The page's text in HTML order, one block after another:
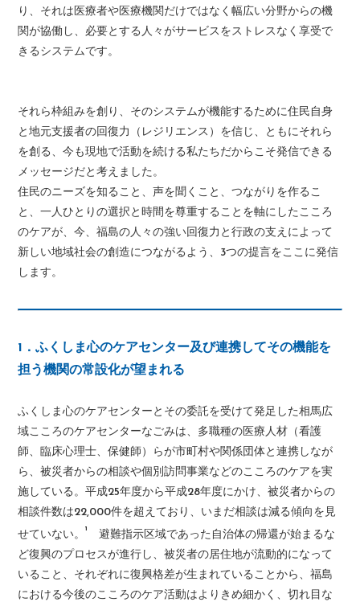
り、それは医療者や医療機関だけではなく幅広い分野からの機
関が協働し、必要とする人々がサービスをストレスなく享受で
きるシステムです。
それら枠組みを創り、そのシステムが機能するために住民自身
と地元支援者の回復力（レジリエンス）を信じ、ともにそれら
を創る、今も現地で活動を続ける私たちだからこそ発信できる
メッセージだと考えました。
住民のニーズを知ること、声を聞くこと、つながりを作るこ
と、一人ひとりの選択と時間を尊重することを軸にしたこころ
のケアが、今、福島の人々の強い回復力と行政の支えによって
新しい地域社会の創造につながるよう、3つの提言をここに発信
します。
1．ふくしま心のケアセンター及び連携してその機能を
担う機関の常設化が望まれる
ふくしま心のケアセンターとその委託を受けて発足した相馬広
域こころのケアセンターなごみは、多職種の医療人材（看護
師、臨床心理士、保健師）らが市町村や関係団体と連携しなが
ら、被災者からの相談や個別訪問事業などのこころのケアを実
施している。平成25年度から平成28年度にかけ、被災者からの
相談件数は22,000件を超えており、いまだ相談は減る傾向を見
せていない。¹
避難指示区域であった自治体の帰還が始まるな
ど復興のプロセスが進行し、被災者の居住地が流動的になって
いること、それぞれに復興格差が生まれていることから、福島
における今後のこころのケア活動はよりきめ細かく、切れ目な